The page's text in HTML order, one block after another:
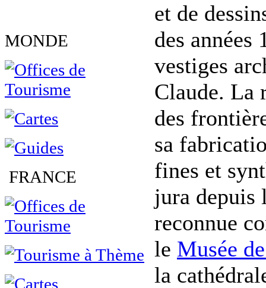
MONDE
FRANCE
et de
des années
vestiges
Claude. La
des
sa
fines et
jura depuis
reconnue
le Musée
la